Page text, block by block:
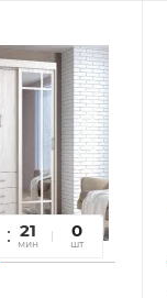
21
мин
54
сек
0
шт